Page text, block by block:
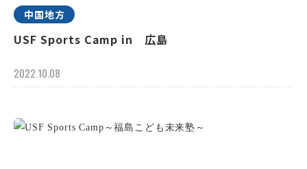
中国地方
USF Sports Camp in 広島
2022.10.08